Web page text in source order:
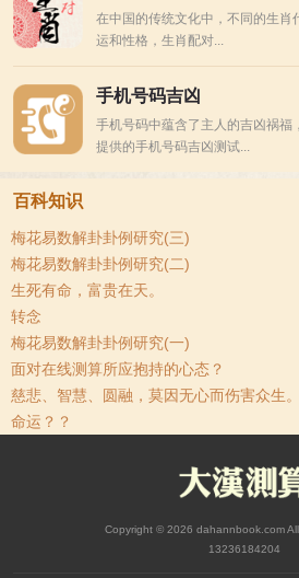
在中国的传统文化中，不同的生肖
运和性格，生肖配对...
手机号码吉凶
手机号码中蕴含了主人的吉凶祸福
提供的手机号码吉凶测试...
百科知识
梅花易数解卦卦例研究(三)
梅花易数解卦卦例研究(二)
生死有命，富贵在天。
转念
梅花易数解卦卦例研究(一)
面对在线测算所应抱持的心态？
慈悲、智慧、圆融，莫因无心而伤害众生。
命运？？
Copyright © 2026 dahannbook.com
13236184204